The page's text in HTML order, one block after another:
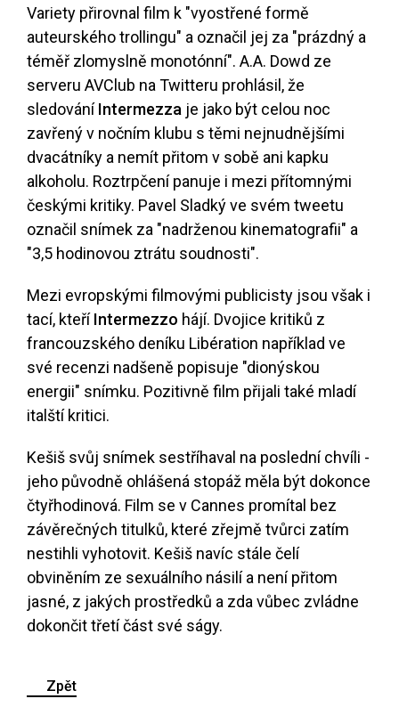
Variety přirovnal film k "vyostřené formě
auteurského trollingu" a označil jej za "prázdný a
téměř zlomyslně monotónní". A.A. Dowd ze
serveru AVClub na Twitteru prohlásil, že
sledováníIntermezza je jako být celou noc
zavřený v nočním klubu s těmi nejnudnějšími
dvacátníky a nemít přitom v sobě ani kapku
alkoholu. Roztrpčení panuje i mezi přítomnými
českými kritiky. Pavel Sladký ve svém tweetu
označil snímek za "nadrženou kinematografii" a
"3,5 hodinovou ztrátu soudnosti".
Mezi evropskými filmovými publicisty jsou však i
tací, kteříIntermezzo hájí. Dvojice kritiků z
francouzského deníku Libération například ve
své recenzi nadšeně popisuje "dionýskou
energii" snímku. Pozitivně film přijali také mladí
italští kritici.
Kešiš svůj snímek sestříhaval na poslední chvíli -
jeho původně ohlášená stopáž měla být dokonce
čtyřhodinová. Film se v Cannes promítal bez
závěrečných titulků, které zřejmě tvůrci zatím
nestihli vyhotovit. Kešiš navíc stále čelí
obviněním ze sexuálního násilí a není přitom
jasné, z jakých prostředků a zda vůbec zvládne
dokončit třetí část své ságy.
Zpět